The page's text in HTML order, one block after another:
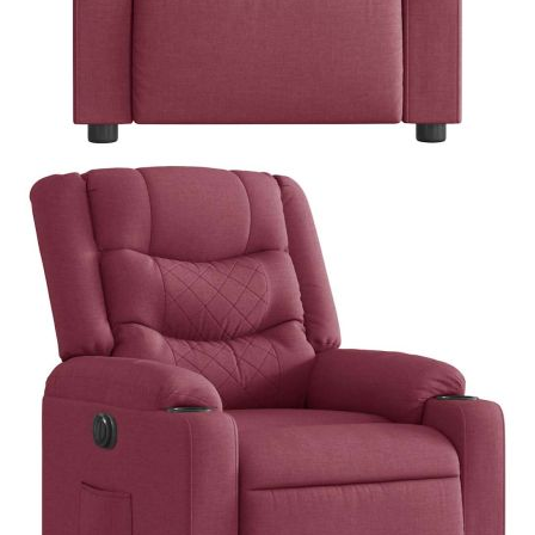
количката" и при поръчка ще можете да изберете броя
Добавете продукта в количката си с бутона "Добави в
количката" и при поръчка ще можете да изберете броя
Предоставената таблица е с информационна цел.
Добавете продукта в количката си с бутона "Добави в
количката" и при поръчка ще можете да изберете броя
вноски на кредита.
Когато плащате с NewPay, всъщност NewPay плаща
поръчката Ви вместо Вас. Вие я получавате и
разполагате с три начина да я платите към тях:
Отложено до 30 дни от момента на изпращане на
поръчката без оскъпяване. За покупки на стойност до
400 лв. / €204,52
Плащане на 4 вноски. Заплащате 20% от стойността на
поръчката си на момента с карта. Останалата сума се
разделя на 3 равни месечни вноски без оскъпяване. За